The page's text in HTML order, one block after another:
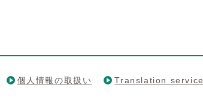
個人情報の取扱い Translation service